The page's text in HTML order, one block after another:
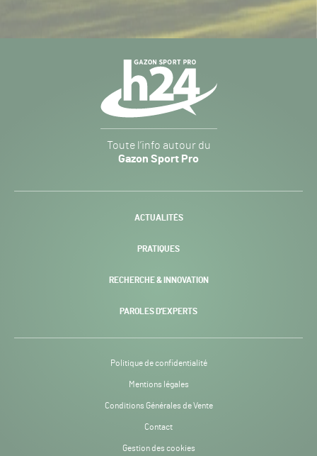
Sport
Pro
-
Toute l’info autour du
Gazon Sport Pro
ACTUALITÉS
PRATIQUES
RECHERCHE & INNOVATION
PAROLES D’EXPERTS
Politique de confidentialité
Mentions légales
Conditions Générales de Vente
Contact
Gestion des cookies